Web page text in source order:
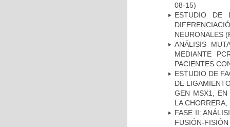
08-15)
ESTUDIO DE
NEURONALES
ANÁLISIS
MEDIANTE
PACIENTES
ESTUDIO DE
DE
GEN MSX1, EN
LA
FASE II:
FUSIÓN-